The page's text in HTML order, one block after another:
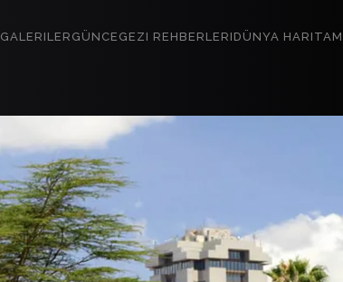
GALERILER GÜNCE GEZI REHBERLERI DÜNYA HARITAM